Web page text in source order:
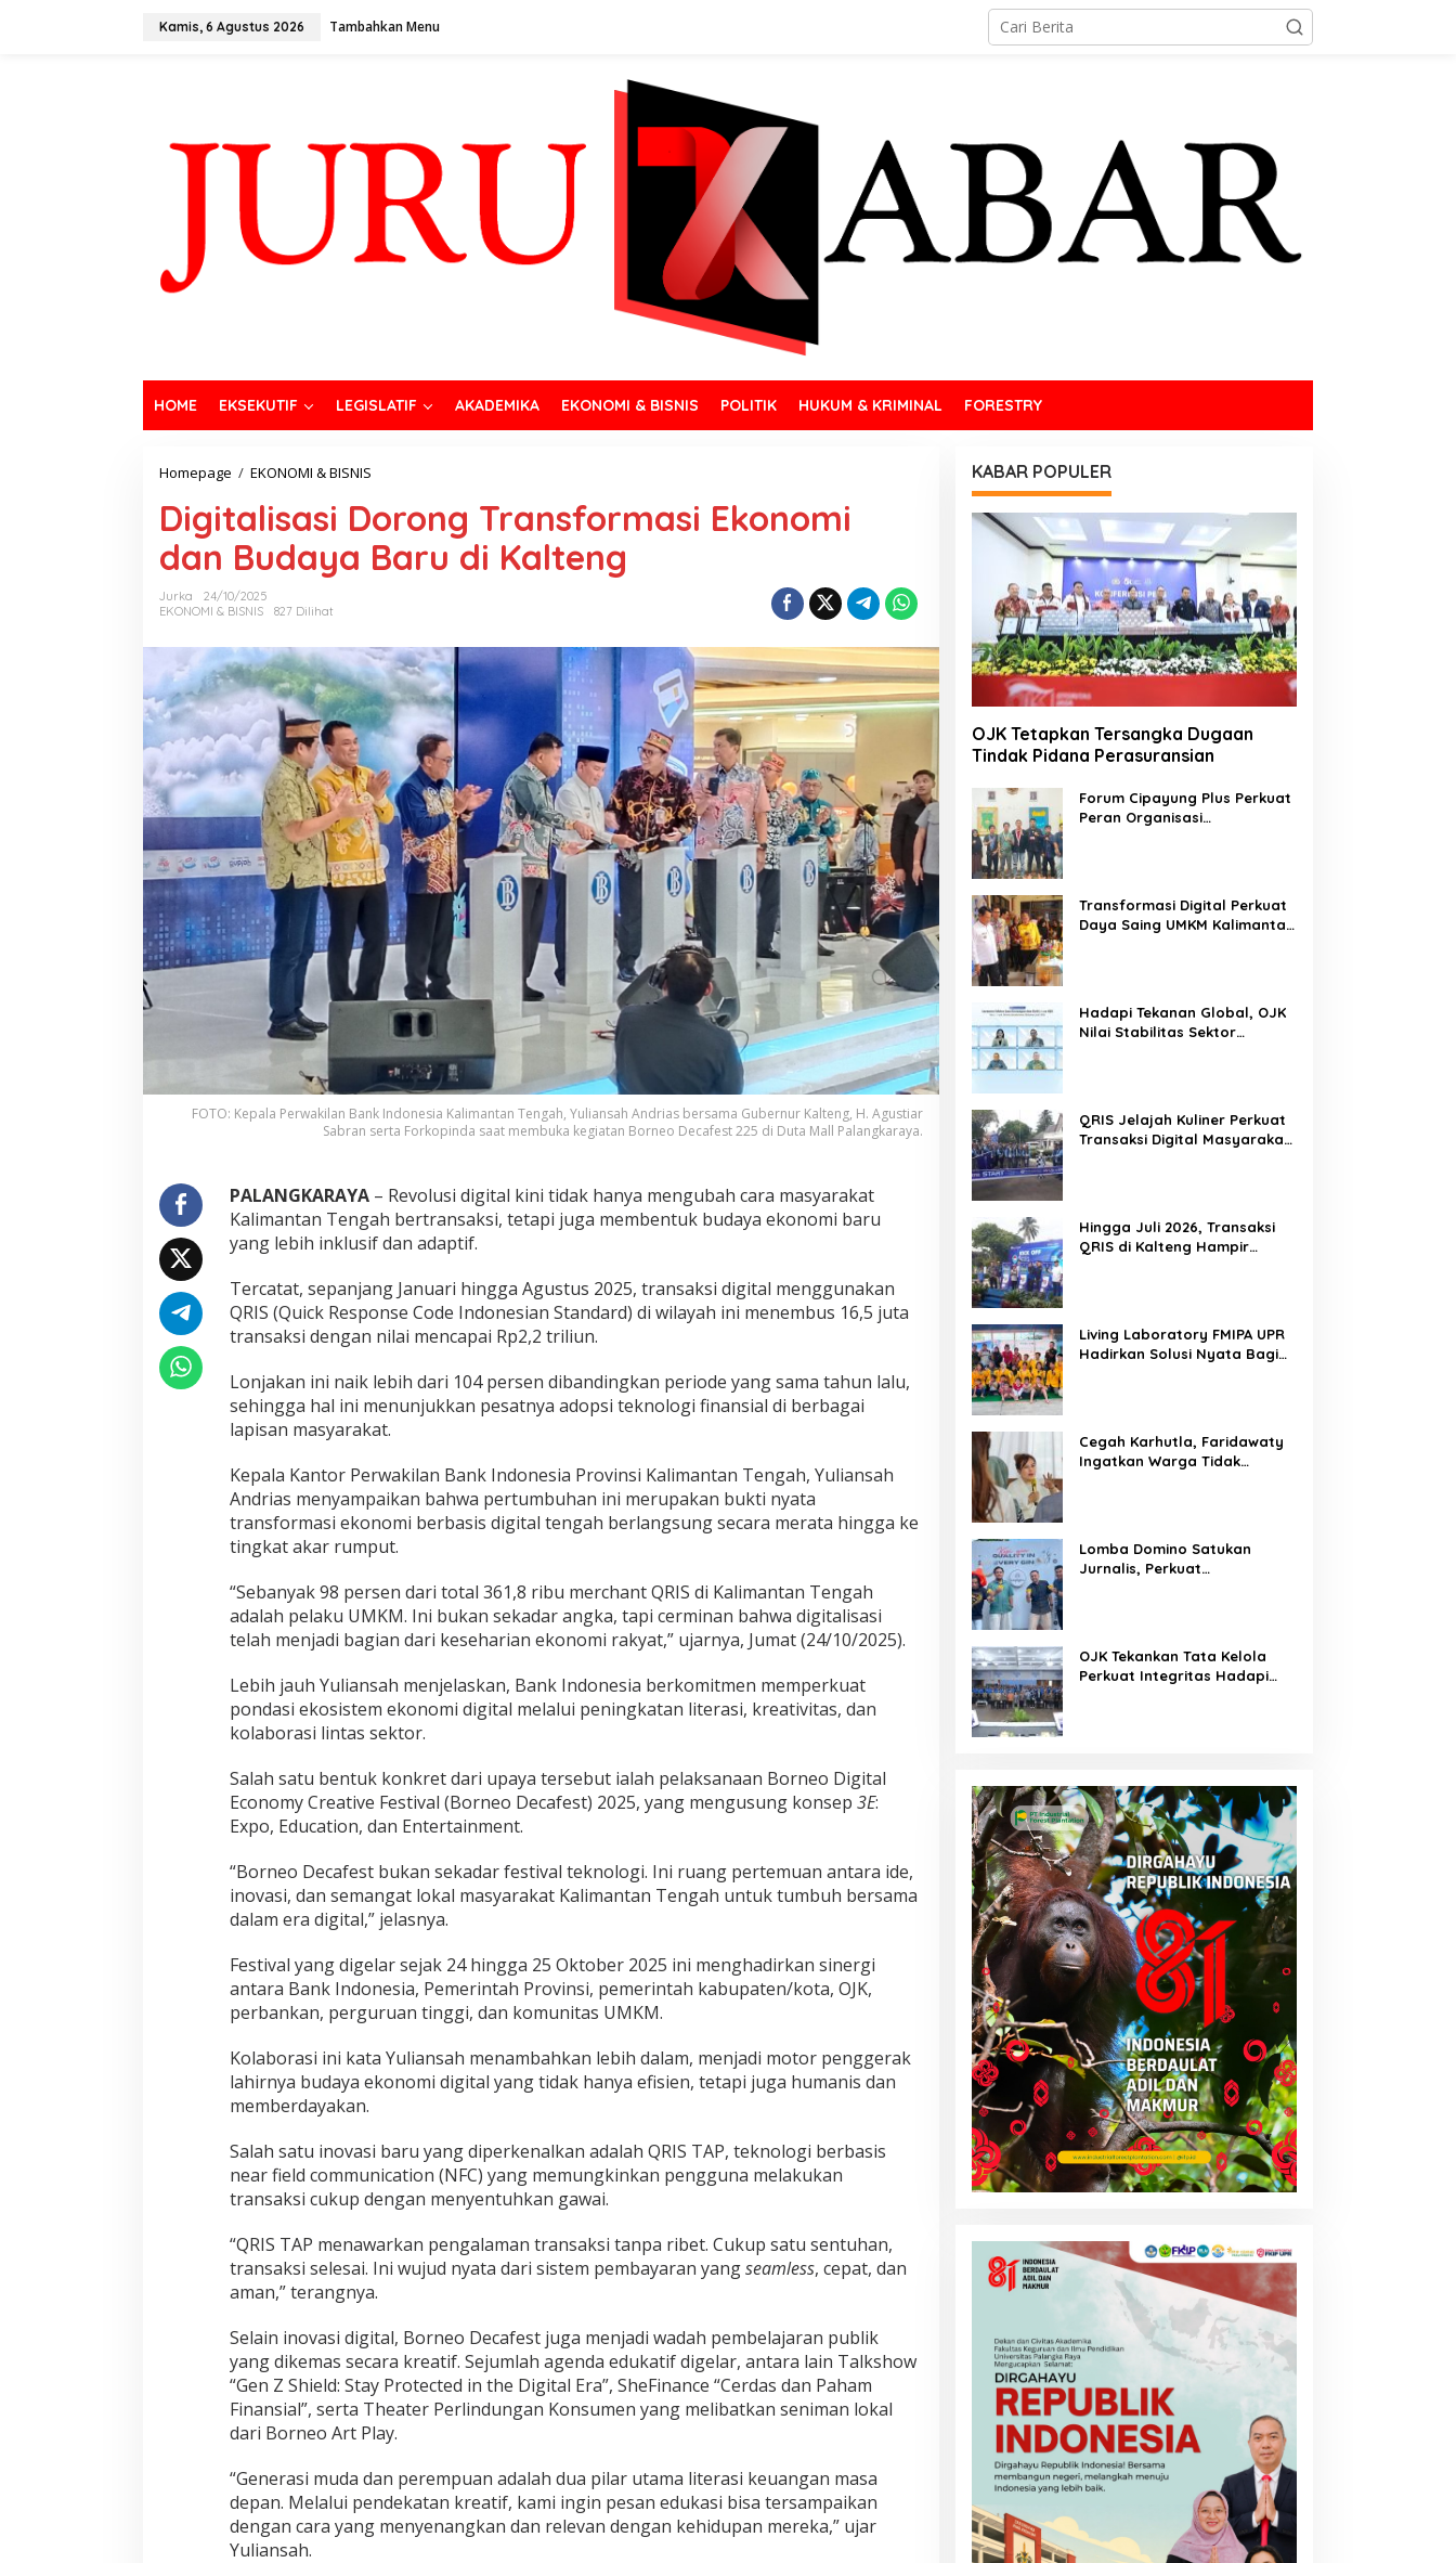
Kamis, 6 Agustus 2026 Tambahkan Menu
HOME EKSEKUTIF LEGISLATIF AKADEMIKA EKONOMI & BISNIS POLITIK HUKUM & KRIMINAL FORESTRY
Homepage / EKONOMI & BISNIS
Digitalisasi Dorong Transformasi Ekonomi
dan Budaya Baru di Kalteng
Jurka
24/10/2025
EKONOMI & BISNIS
827 Dilihat
FOTO: Kepala Perwakilan Bank Indonesia Kalimantan Tengah, Yuliansah Andrias bersama Gubernur Kalteng, H. Agustiar
Sabran serta Forkopinda saat membuka kegiatan Borneo Decafest 225 di Duta Mall Palangkaraya.
PALANGKARAYA– Revolusi digital kini tidak hanya mengubah cara masyarakat
Kalimantan Tengah bertransaksi, tetapi juga membentuk budaya ekonomi baru
yang lebih inklusif dan adaptif.
Tercatat, sepanjang Januari hingga Agustus 2025, transaksi digital menggunakan
QRIS (Quick Response Code Indonesian Standard) di wilayah ini menembus 16,5 juta
transaksi dengan nilai mencapai Rp2,2 triliun.
Lonjakan ini naik lebih dari 104 persen dibandingkan periode yang sama tahun lalu,
sehingga hal ini menunjukkan pesatnya adopsi teknologi finansial di berbagai
lapisan masyarakat.
Kepala Kantor Perwakilan Bank Indonesia Provinsi Kalimantan Tengah, Yuliansah
Andrias menyampaikan bahwa pertumbuhan ini merupakan bukti nyata
transformasi ekonomi berbasis digital tengah berlangsung secara merata hingga ke
tingkat akar rumput.
“Sebanyak 98 persen dari total 361,8 ribu merchant QRIS di Kalimantan Tengah
adalah pelaku UMKM. Ini bukan sekadar angka, tapi cerminan bahwa digitalisasi
telah menjadi bagian dari keseharian ekonomi rakyat,” ujarnya, Jumat (24/10/2025).
Lebih jauh Yuliansah menjelaskan, Bank Indonesia berkomitmen memperkuat
pondasi ekosistem ekonomi digital melalui peningkatan literasi, kreativitas, dan
kolaborasi lintas sektor.
Salah satu bentuk konkret dari upaya tersebut ialah pelaksanaan Borneo Digital
Economy Creative Festival (Borneo Decafest) 2025, yang mengusung konsep 3E:
Expo, Education, dan Entertainment.
“Borneo Decafest bukan sekadar festival teknologi. Ini ruang pertemuan antara ide,
inovasi, dan semangat lokal masyarakat Kalimantan Tengah untuk tumbuh bersama
dalam era digital,” jelasnya.
Festival yang digelar sejak 24 hingga 25 Oktober 2025 ini menghadirkan sinergi
antara Bank Indonesia, Pemerintah Provinsi, pemerintah kabupaten/kota, OJK,
perbankan, perguruan tinggi, dan komunitas UMKM.
Kolaborasi ini kata Yuliansah menambahkan lebih dalam, menjadi motor penggerak
lahirnya budaya ekonomi digital yang tidak hanya efisien, tetapi juga humanis dan
memberdayakan.
Salah satu inovasi baru yang diperkenalkan adalah QRIS TAP, teknologi berbasis
near field communication (NFC) yang memungkinkan pengguna melakukan
transaksi cukup dengan menyentuhkan gawai.
“QRIS TAP menawarkan pengalaman transaksi tanpa ribet. Cukup satu sentuhan,
transaksi selesai. Ini wujud nyata dari sistem pembayaran yangseamless, cepat, dan
aman,” terangnya.
Selain inovasi digital, Borneo Decafest juga menjadi wadah pembelajaran publik
yang dikemas secara kreatif. Sejumlah agenda edukatif digelar, antara lain Talkshow
“Gen Z Shield: Stay Protected in the Digital Era”, SheFinance “Cerdas dan Paham
Finansial”, serta Theater Perlindungan Konsumen yang melibatkan seniman lokal
dari Borneo Art Play.
“Generasi muda dan perempuan adalah dua pilar utama literasi keuangan masa
depan. Melalui pendekatan kreatif, kami ingin pesan edukasi bisa tersampaikan
dengan cara yang menyenangkan dan relevan dengan kehidupan mereka,” ujar
Yuliansah.
KABAR POPULER
OJK Tetapkan Tersangka Dugaan
Tindak Pidana Perasuransian
Forum Cipayung Plus Perkuat
Peran Organisasi
Transformasi Digital Perkuat
Daya Saing UMKM Kalimantan
Hadapi Tekanan Global, OJK
Nilai Stabilitas Sektor
QRIS Jelajah Kuliner Perkuat
Transaksi Digital Masyarakat
Hingga Juli 2026, Transaksi
QRIS di Kalteng Hampir
Living Laboratory FMIPA UPR
Hadirkan Solusi Nyata Bagi
Cegah Karhutla, Faridawaty
Ingatkan Warga Tidak
Lomba Domino Satukan
Jurnalis, Perkuat
OJK Tekankan Tata Kelola
Perkuat Integritas Hadapi